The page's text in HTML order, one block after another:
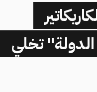
تخلي